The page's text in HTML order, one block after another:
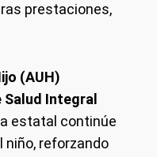
prestaciones,
(AUH)
Integral
estatal continúe
niño, reforzando